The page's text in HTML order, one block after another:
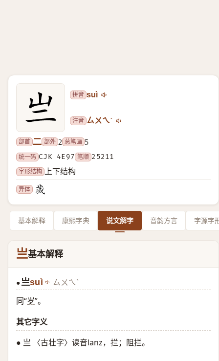
拼音 suì
注音 ㄙㄨㄟˋ
部首 二 部外 2 总笔画 5
统一码 CJK 4E97 笔顺 25211
字形结构
上下结构
异体
基本解释 康熙字典 说文解字 音韵方言 字源字
亗基本解释
● 亗suì ㄙㄨㄟˋ
同“岁”。
其它字义
● 亗 〈古壮字〉读音lanz，拦；阻拦。